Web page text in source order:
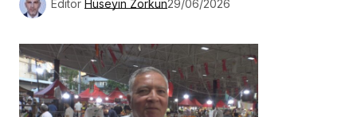
Editör Hüseyin Zorkun29/06/2026